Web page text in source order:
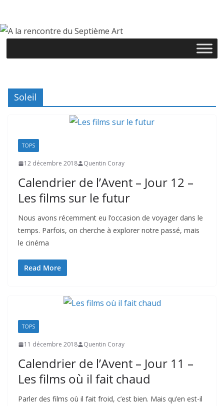
contenu
Soleil
TOPS
12 décembre 2018 Quentin Coray
Calendrier de l’Avent – Jour 12 –
Les films sur le futur
Nous avons récemment eu l’occasion de voyager dans le
temps. Parfois, on cherche à explorer notre passé, mais
le cinéma
Read More
TOPS
11 décembre 2018 Quentin Coray
Calendrier de l’Avent – Jour 11 –
Les films où il fait chaud
Parler des films où il fait froid, c’est bien. Mais qu’en est-il